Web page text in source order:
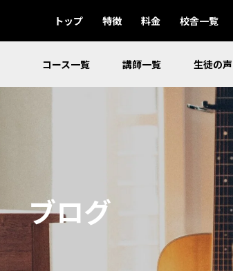
トップ 特徴 料金 校舎一覧
コース一覧 講師一覧 生徒の声
ブログ